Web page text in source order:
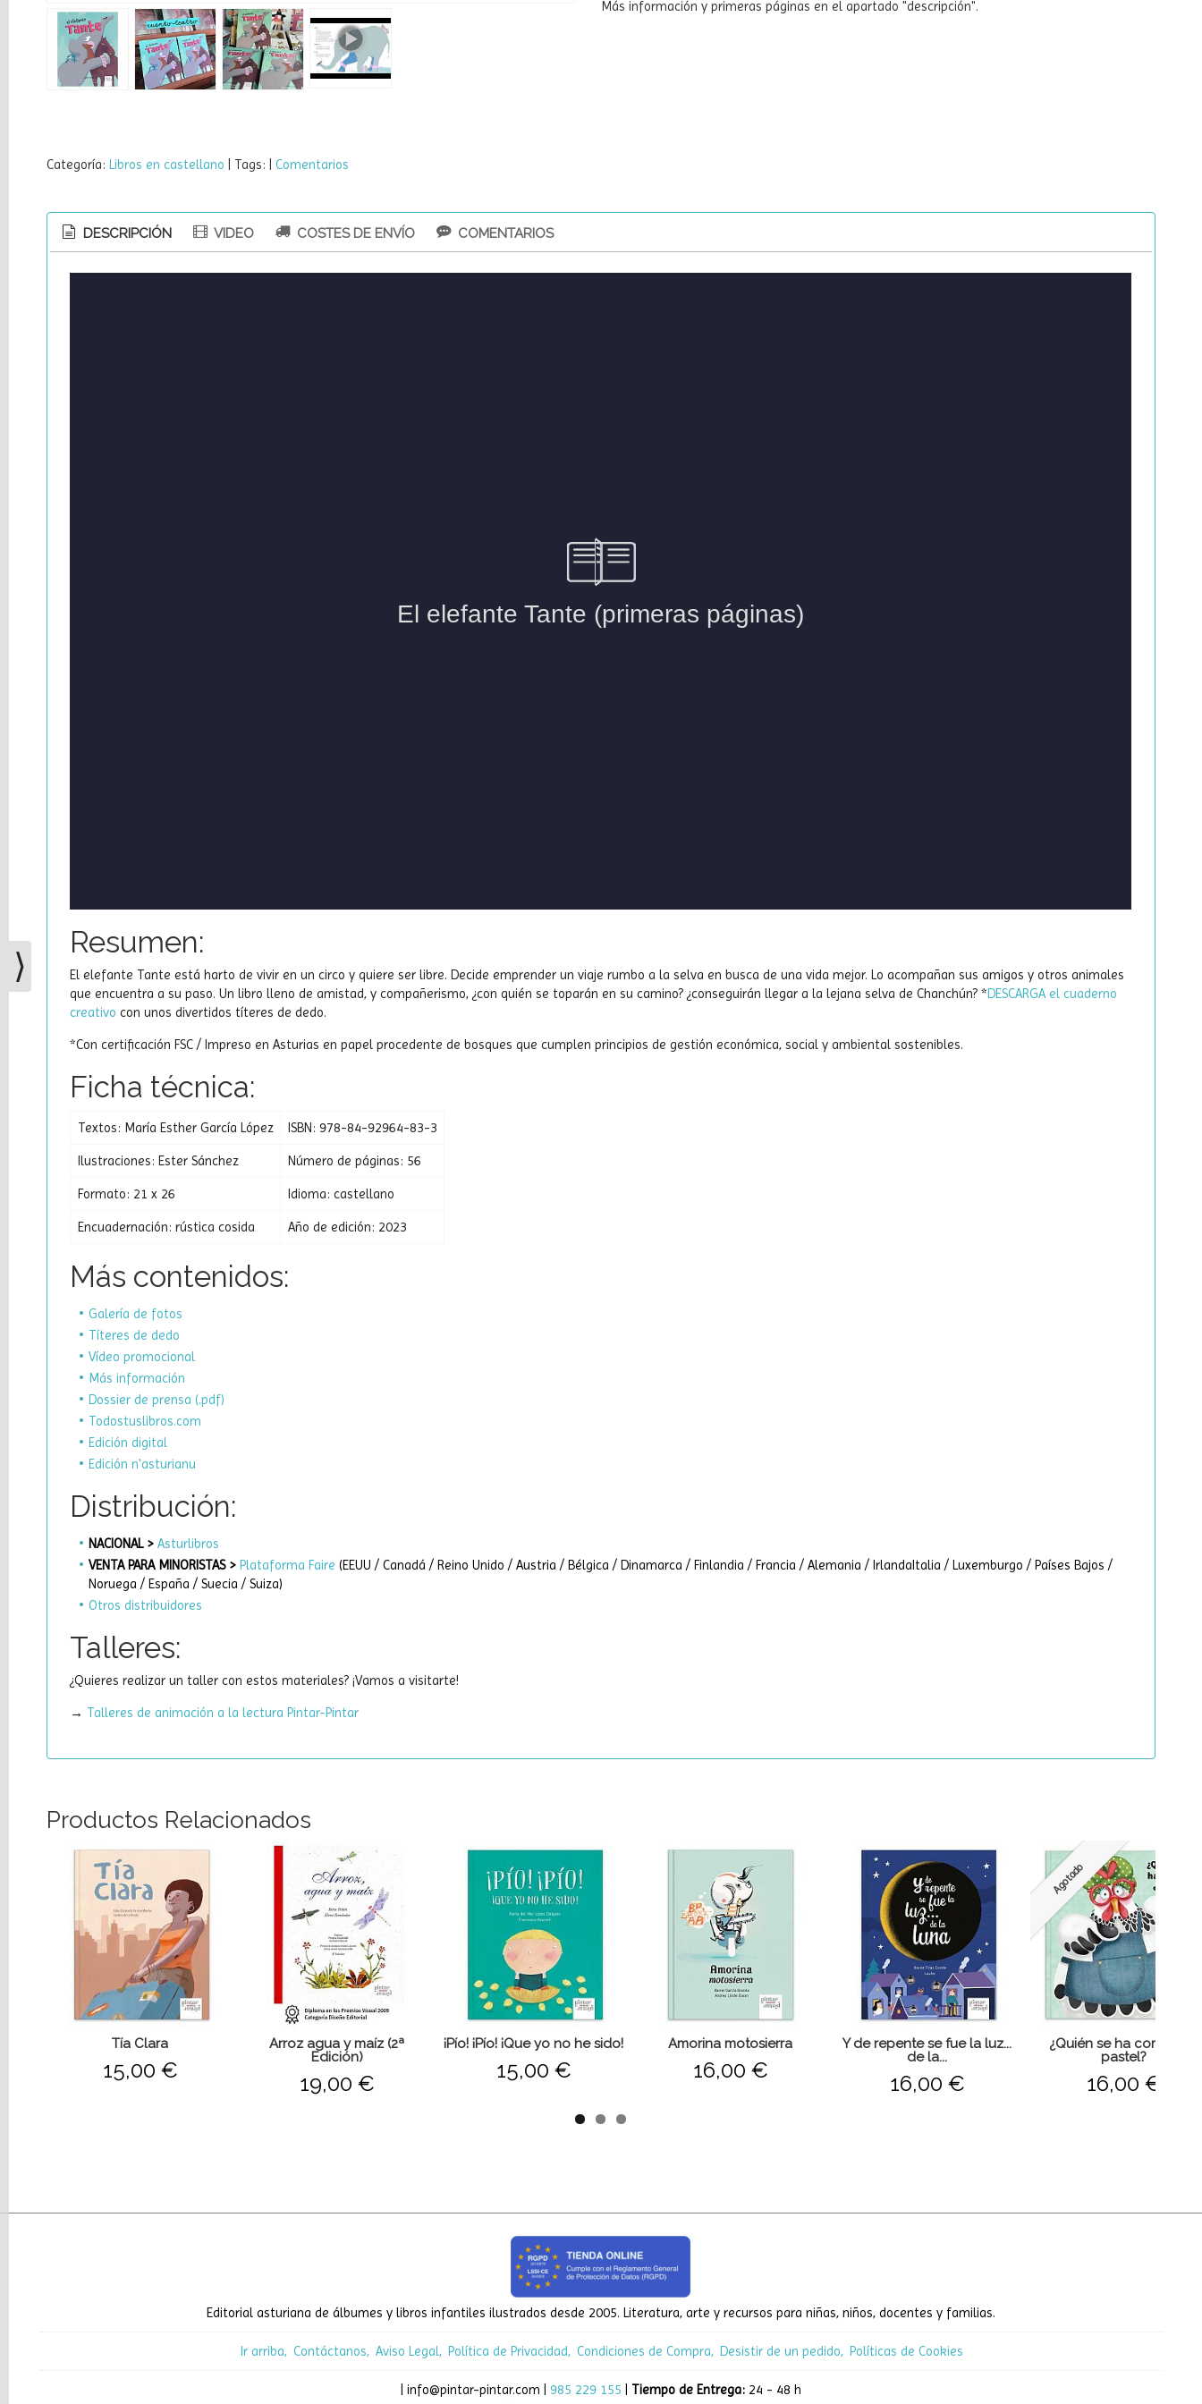
Linkedin
Instagram
Youtube
Más información y primeras páginas en el apartado "descripción".
Categoría: Libros en castellano Tags: Comentarios
DESCRIPCIÓN VIDEO COSTES DE ENVÍO COMENTARIOS
Resumen:
El elefante Tante está harto de vivir en un circo y quiere ser libre. Decide emprender un viaje rumbo a la selva en busca de una vida mejor. Lo acompañan sus amigos y otros animales
que encuentra a su paso. Un libro lleno de amistad, y compañerismo, ¿con quién se toparán en su camino? ¿conseguirán llegar a la lejana selva de Chanchún? *DESCARGA el cuaderno
creativo con unos divertidos títeres de dedo.
*Con certificación FSC / Impreso en Asturias en papel procedente de bosques que cumplen principios de gestión económica, social y ambiental sostenibles.
Ficha técnica:
Textos: María Esther García López ISBN: 978-84-92964-83-3
Ilustraciones: Ester Sánchez Número de páginas: 56
Formato: 21 x 26 Idioma: castellano
Encuadernación: rústica cosida Año de edición: 2023
Más contenidos:
Galería de fotos
Títeres de dedo
Vídeo promocional
Más información
Dossier de prensa (.pdf)
Todostuslibros.com
Edición digital
Edición n'asturianu
Distribución:
NACIONAL > Asturlibros
VENTA PARA MINORISTAS > Plataforma Faire (EEUU / Canadá / Reino Unido / Austria / Bélgica / Dinamarca / Finlandia / Francia / Alemania / IrlandaItalia / Luxemburgo / Países Bajos /
Noruega / España / Suecia / Suiza)
Otros distribuidores
Talleres:
¿Quieres realizar un taller con estos materiales? ¡Vamos a visitarte!
→ Talleres de animación a la lectura Pintar-Pintar
Productos Relacionados
Tía Clara
15,00 €
Arroz agua y maíz (2ª
Edición)
19,00 €
¡Pío! ¡Pío! ¡Que yo no he sido!
15,00 €
Amorina motosierra
16,00 €
Y de repente se fue la luz...
de la...
16,00 €
Agotado
¿Quién se ha comido el
pastel?
16,00 €
Editorial asturiana de álbumes y libros infantiles ilustrados desde 2005. Literatura, arte y recursos para niñas, niños, docentes y familias.
Ir arriba Contáctanos Aviso Legal Política de Privacidad Condiciones de Compra Desistir de un pedido Políticas de Cookies
| info@pintar-pintar.com | 985 229 155 Tiempo de Entrega: 24 - 48 h
⟩